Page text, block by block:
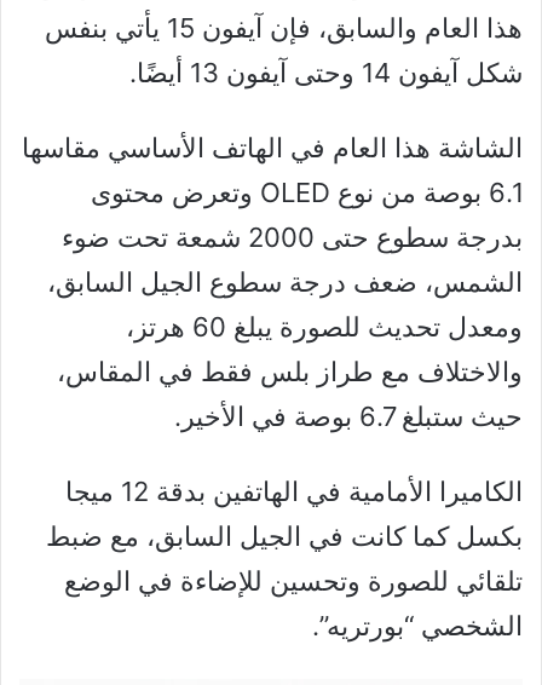
هذا العام والسابق، فإن آيفون 15 يأتي بنفس
شكل آيفون 14 وحتى آيفون 13 أيضًا.
الشاشة هذا العام في الهاتف الأساسي مقاسها
6.1 بوصة من نوع OLED وتعرض محتوى
بدرجة سطوع حتى 2000 شمعة تحت ضوء
الشمس، ضعف درجة سطوع الجيل السابق،
ومعدل تحديث للصورة يبلغ 60 هرتز،
والاختلاف مع طراز بلس فقط في المقاس،
حيث ستبلغ 6.7 بوصة في الأخير.
الكاميرا الأمامية في الهاتفين بدقة 12 ميجا
بكسل كما كانت في الجيل السابق، مع ضبط
تلقائي للصورة وتحسين للإضاءة في الوضع
الشخصي “بورتريه”.